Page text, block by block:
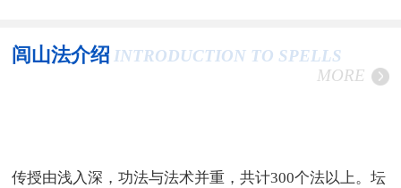
闾山法介绍 INTRODUCTION TO SPELLS
MORE
传授由浅入深，功法与法术并重，共计300个法以上。坛